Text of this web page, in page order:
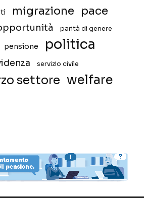
migrazione pace
parità di genere
pensione politica
servizio civile
settore welfare